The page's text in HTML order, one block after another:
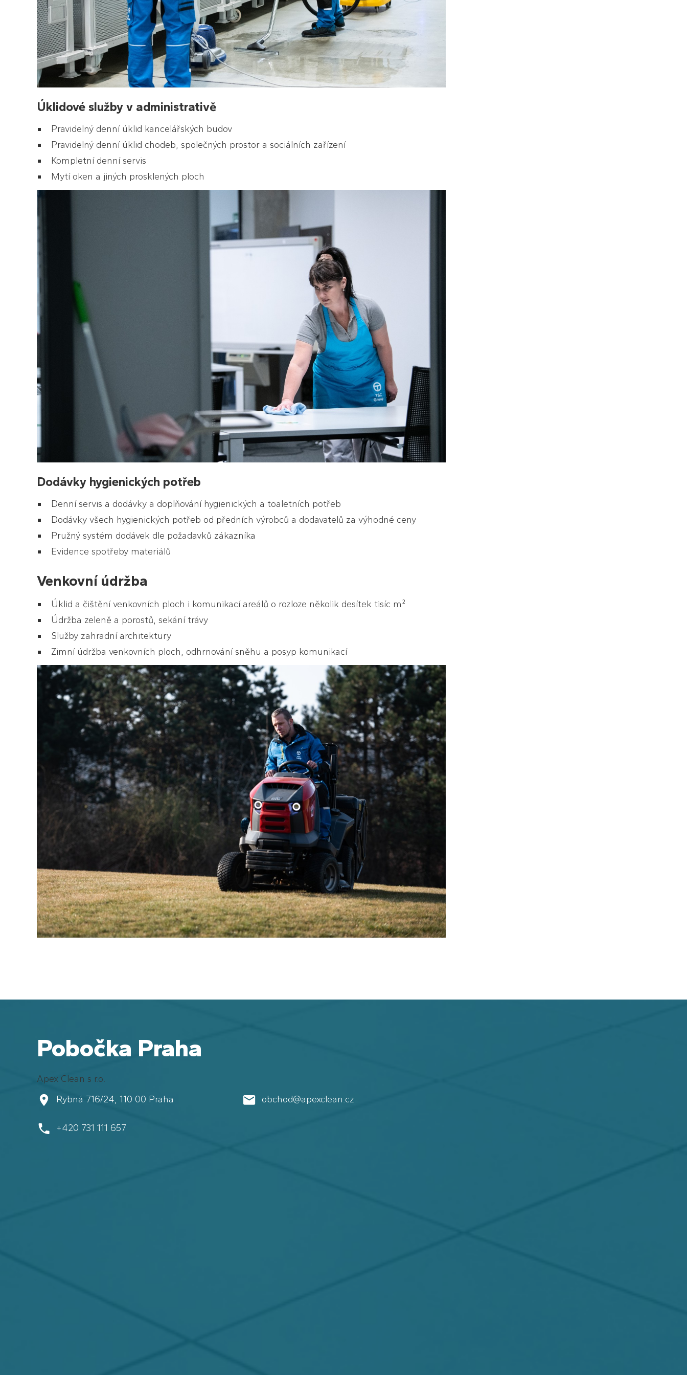
Úklidové služby v administrativě
Pravidelný denní úklid kancelářských budov
Pravidelný denní úklid chodeb, společných prostor a sociálních zařízení
Kompletní denní servis
Mytí oken a jiných prosklených ploch
Dodávky hygienických potřeb
Denní servis a dodávky a doplňování hygienických a toaletních potřeb
Dodávky všech hygienických potřeb od předních výrobců a dodavatelů za výhodné ceny
Pružný systém dodávek dle požadavků zákazníka
Evidence spotřeby materiálů
Venkovní údržba
Úklid a čištění venkovních ploch i komunikací areálů o rozloze několik desítek tisíc m²
Údržba zeleně a porostů, sekání trávy
Služby zahradní architektury
Zimní údržba venkovních ploch, odhrnování sněhu a posyp komunikací
Pobočka Praha
Apex Clean s r.o.
Rybná 716/24, 110 00 Praha
obchod@apexclean.cz
+420 731 111 657